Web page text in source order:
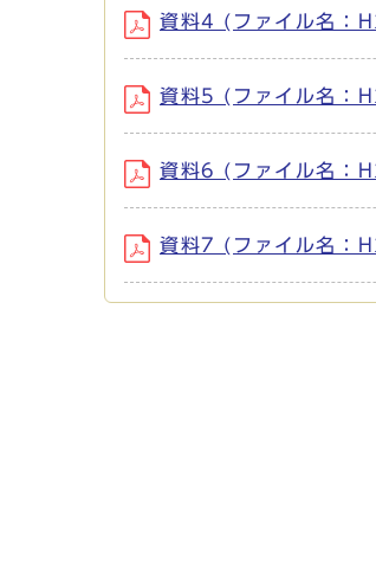
資料4 (ファイル名
資料5 (ファイル名
資料6 (ファイル名
資料7 (ファイル名